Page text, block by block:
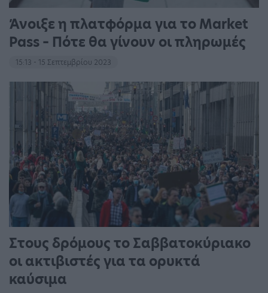
Άνοιξε η πλατφόρμα για το Market
Pass – Πότε θα γίνουν οι πληρωμές
15:13 - 15 Σεπτεμβρίου 2023
Στους δρόμους το Σαββατοκύριακο
οι ακτιβιστές για τα ορυκτά
καύσιμα